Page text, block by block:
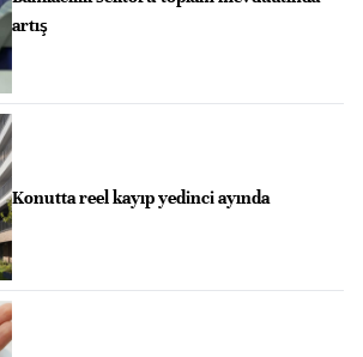
artış
Konutta reel kayıp yedinci ayında